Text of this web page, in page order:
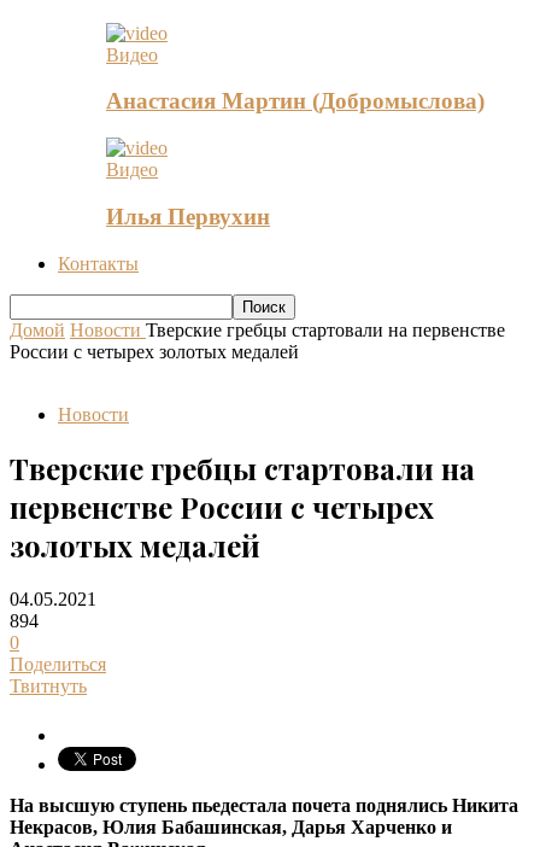
Видео
Анастасия Мартин (Добромыслова)
Видео
Илья Первухин
Контакты
Домой Новости Тверские гребцы стартовали на первенстве
России с четырех золотых медалей
Новости
Тверские гребцы стартовали на
первенстве России с четырех
золотых медалей
04.05.2021
894
0
Поделиться
Твитнуть
На высшую ступень пьедестала почета поднялись Никита
Некрасов, Юлия Бабашинская, Дарья Харченко и